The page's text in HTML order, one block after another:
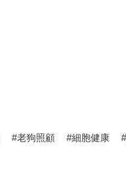
老狗照顧 細胞健康